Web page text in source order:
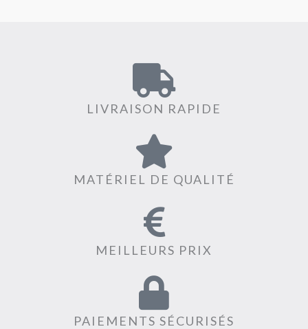
LIVRAISON RAPIDE
MATÉRIEL DE QUALITÉ
MEILLEURS PRIX
PAIEMENTS SÉCURISÉS